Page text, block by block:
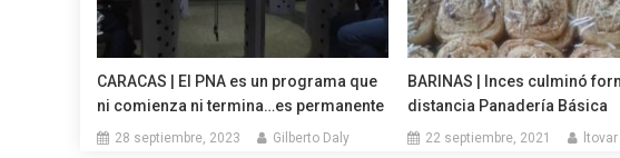
CARACAS | El PNA es un programa que
ni comienza ni termina…es permanente
28 septiembre, 2023 Gilberto Daly
BARINAS | Inces culminó
distancia Panadería Básica
22 septiembre, 2021 ltovar